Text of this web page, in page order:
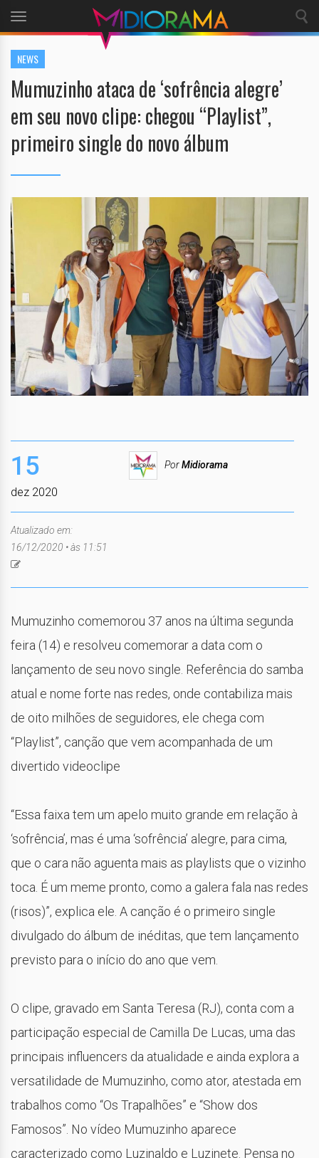
Toggle
navigation
NEWS
Mumuzinho ataca de ‘sofrência alegre’
em seu novo clipe: chegou “Playlist”,
primeiro single do novo álbum
15
dez 2020
PorMidiorama
Atualizado em:
16/12/2020 • às 11:51
Mumuzinho comemorou 37 anos na última segunda
feira (14) e resolveu comemorar a data com o
lançamento de seu novo single. Referência do samba
atual e nome forte nas redes, onde contabiliza mais
de oito milhões de seguidores, ele chega com
“Playlist”, canção que vem acompanhada de um
divertido videoclipe
“Essa faixa tem um apelo muito grande em relação à
‘sofrência’, mas é uma ‘sofrência’ alegre, para cima,
que o cara não aguenta mais as playlists que o vizinho
toca. É um meme pronto, como a galera fala nas redes
(risos)”, explica ele. A canção é o primeiro single
divulgado do álbum de inéditas, que tem lançamento
previsto para o início do ano que vem.
O clipe, gravado em Santa Teresa (RJ), conta com a
participação especial de Camilla De Lucas, uma das
principais influencers da atualidade e ainda explora a
versatilidade de Mumuzinho, como ator, atestada em
trabalhos como “Os Trapalhões” e “Show dos
Famosos”. No vídeo Mumuzinho aparece
caracterizado como Luzinaldo e Luzinete. Pensa no